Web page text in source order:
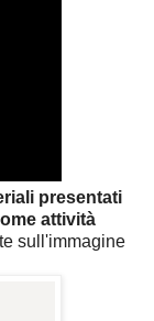
presentati
attività
sull'immagine